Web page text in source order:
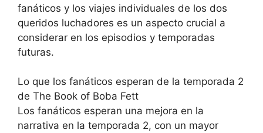
fanáticos y los viajes individuales de los dos
queridos luchadores es un aspecto crucial a
considerar en los episodios y temporadas
futuras.
Lo que los fanáticos esperan de la temporada 2
de The Book of Boba Fett
Los fanáticos esperan una mejora en la
narrativa en la temporada 2, con un mayor